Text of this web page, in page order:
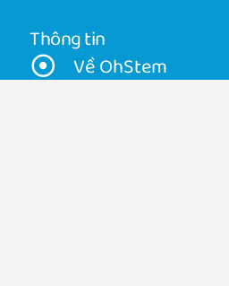
Thông tin
Về OhStem